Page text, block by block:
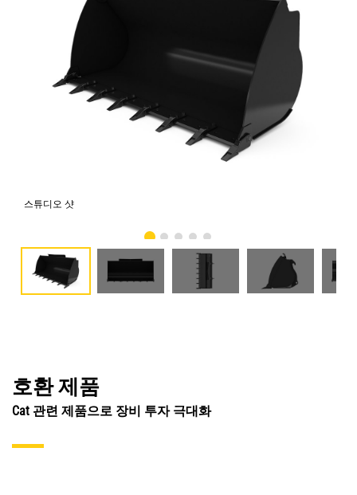
스튜디오 샷
호환 제품
Cat 관련 제품으로 장비 투자 극대화